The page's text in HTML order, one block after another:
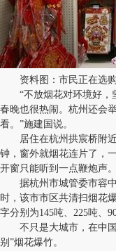
资料图：市民正在选
“不放烟花对环境好，
春晚也很热闹。杭州还会
看。”施建国说。
居住在杭州拱宸桥附近
钟，窗外就烟花连片了，
开窗只能听到一点鞭炮声
据杭州市城管委市容中
时，该市市区共清扫烟花
字分别为145吨、225吨、
不只是大城市，在中国
别”烟花爆竹。